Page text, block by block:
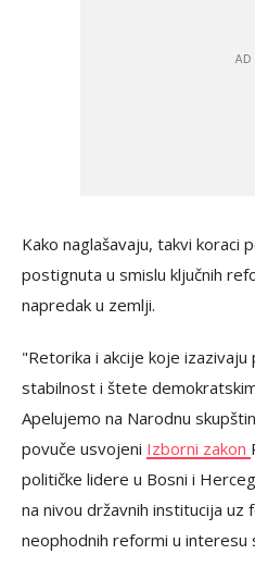
Kako naglašavaju, takvi koraci
postignuta u smislu ključnih
napredak u zemlji.
"Retorika i akcije koje
stabilnost i štete
Apelujemo na Narodnu
povuče usvojeni Izborni zakon
političke lidere u Bosni i
na nivou državnih institucija uz
neophodnih reformi u interesu